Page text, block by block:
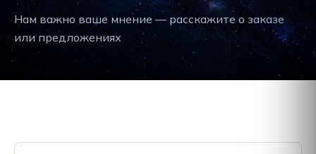
Нам важно ваше мнение — расскажите о заказе
или предложениях